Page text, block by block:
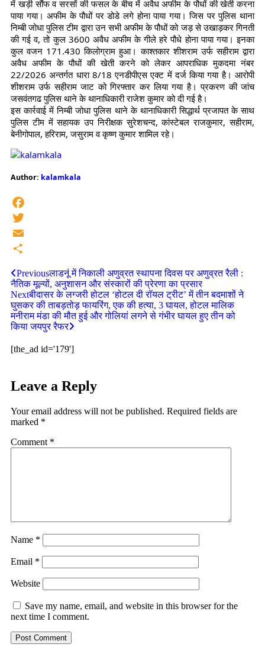
में खड़ी सौंफ व सरसों की फसल के बीच में अवैध अफीम के पौधों की खेती करना
पाया गया। अफीम के पौधों पर डोडे लगे होना पाया गया। जिस पर पुलिस थाना
निम्बी जोधा पुलिस टीम द्वारा उन सभी अफीम के पौधों को जड़ से उखाड़कर गिनती
की गई व, तो कुल 3600 अवैध अफीम के गीले हरे पौधे होना पाया गया। इनका
कुल वजन 171.430 किलोग्राम हुआ। काश्तकार शीशराम उर्फ सहीराम द्वारा
अवैध अफीम के पौधों की खेती करने को लेकर आपराधिक मुकदमा नंबर
22/2026 अन्तर्गत धारा 8/18 एनडीपीएस एक्ट में दर्ज किया गया है। आरोपी
शीशराम उर्फ सहीराम जाट को गिरफ्तार कर लिया गया है। प्रकरण की जांच
जसवंतगढ पुलिस थाने के थानाधिकारी राजेश कुमार को दी गई है।
इस कार्रवाई में निम्बी जोधा पुलिस थाने के थानाधिकारी सिद्धार्थ प्रजापत के साथ
पुलिस टीम में सहायक उप निरीक्षक सुरेशचन्द, कांस्टेबल राजकुमार, सहीराम,
बेनीगोपाल, हरिराम, जसुराम व कृष्ण कुमार शामिल रहे।
Author: kalamkala
Facebook
Twitter
Email
Previousलाडनूं में निकाली अणुव्रत स्थापना दिवस पर अणुव्रत रैली :
नैतिक मूल्यों, अनुशासन और संस्कारों की प्रेरणा का प्रसार
Nextबीदासर के लग्जरी होटल ‘होटल दी रॉयल ट्रीट’ में तीन बदमाशों ने
घुसकर की ताबड़तोड़ फायरिंग, एक की हत्या, 3 घायल, होटल मालिक
मनीराम मंडा की मौत हुई और गोलियां लगने से गंभीर घायल हुए तीन को
किया जयपुर रैफर
[the_ad id='179']
Leave a Reply
Your email address will not be published. Required fields are
marked *
Comment *
Name *
Email *
Website
Save my name, email, and website in this browser for the
next time I comment.